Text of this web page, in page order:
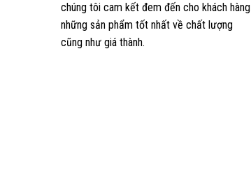
chúng tôi cam kết đem đến cho khách hàng
những sản phẩm tốt nhất về chất lượng
cũng như giá thành.